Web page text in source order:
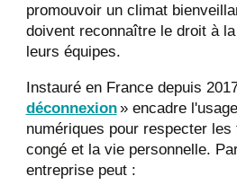
promouvoir un climat
doivent reconnaître le droit à
leurs équipes.
Instauré en France depuis
déconnexion» encadre
numériques pour respecter
congé et la vie personnelle.
entreprise peut :